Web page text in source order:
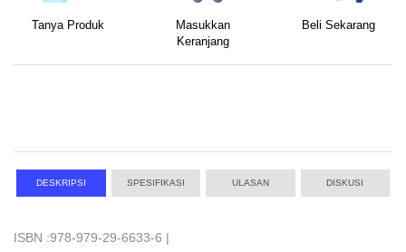
Tanya Produk
Masukkan
Keranjang
Beli Sekarang
DESKRIPSI SPESIFIKASI ULASAN DISKUSI
ISBN :978-979-29-6633-6 |